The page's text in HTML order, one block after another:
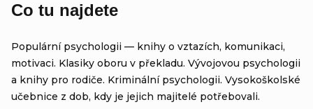
Co tu najdete
Populární psychologii — knihy o vztazích, komunikaci,
motivaci. Klasiky oboru v překladu. Vývojovou psychologii
a knihy pro rodiče. Kriminální psychologii. Vysokoškolské
učebnice z dob, kdy je jejich majitelé potřebovali.